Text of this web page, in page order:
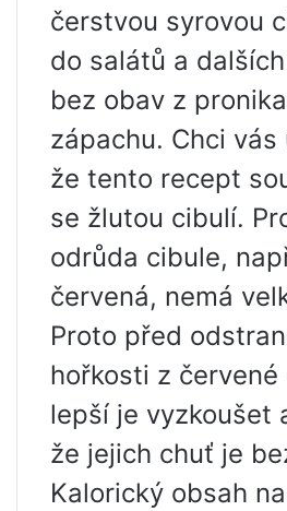
čerstvou syrovou
do salátů a
bez obav z
zápachu. Chci vás
že tento recept
se žlutou cibulí.
odrůda cibule,
červená, nemá
Proto před
hořkosti z červené
lepší je vyzkoušet
že jejich chuť je
Kalorický obsah